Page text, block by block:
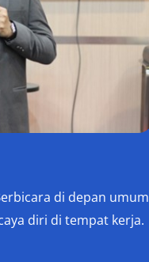
di depan umum
diri di tempat kerja.